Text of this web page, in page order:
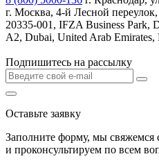
г. Москва, 4-й Лесной
20335-001, IFZA Business Park,
A2, Dubai, United Arab Emirates,
Подпишитесь на рассылку
Оставьте заявку
Заполните форму, мы свяжемся
и проконсультируем по всем